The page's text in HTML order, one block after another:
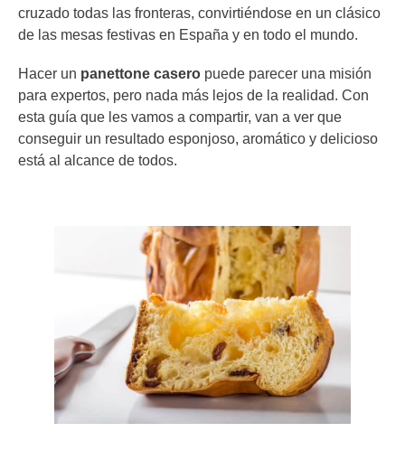
cruzado todas las fronteras, convirtiéndose en un clásico
de las mesas festivas en España y en todo el mundo.
Hacer un panettone casero puede parecer una misión
para expertos, pero nada más lejos de la realidad. Con
esta guía que les vamos a compartir, van a ver que
conseguir un resultado esponjoso, aromático y delicioso
está al alcance de todos.